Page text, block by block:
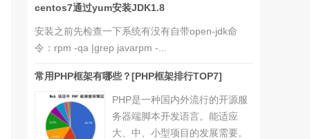
centos7通过yum安装JDK1.8
安装之前先检查一下系统有没有自带open-jdk命
令：rpm -qa |grep javarpm -...
常用PHP框架有哪些？[PHP框架排行TOP7]
PHP是一种国内外流行的开源服
务器端脚本开发语言。能适应
大、中、小型项目的发展需要。